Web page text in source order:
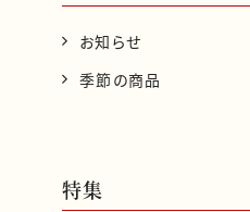
お知らせ
季節の商品
特集